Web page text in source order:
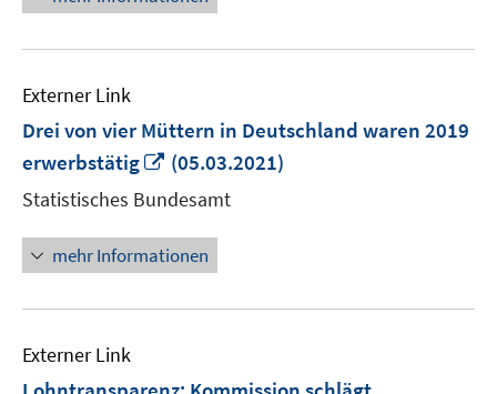
Externer Link
Drei von vier Müttern in Deutschland waren 2019
erwerbstätig
In
neuem
Fenster
öffnen
(05.03.2021)
Statistisches Bundesamt
mehr Informationen
Externer Link